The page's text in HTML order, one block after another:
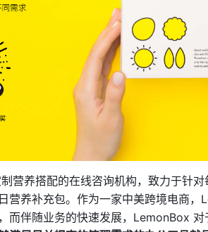
营养搭配的在线咨询机构，致力于针
营养补充包。作为一家中美跨境电商，
而伴随业务的快速发展，LemonBox